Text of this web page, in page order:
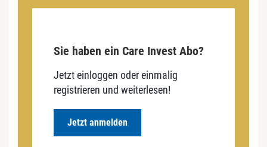
Sie haben ein Care Invest Abo?
Jetzt einloggen oder einmalig
registrieren und weiterlesen!
Jetzt anmelden